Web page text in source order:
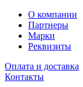
О компании
Партнеры
Марки
Реквизиты
Оплата и доставка
Контакты